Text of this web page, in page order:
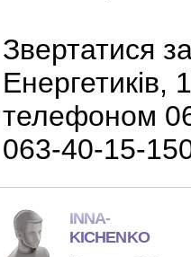
Звертатися
Енергетиків,
телефоном
063-40-15-
INNA-
KICHENKO